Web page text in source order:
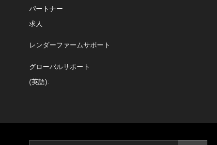
パートナー
求人
レンダーファームサポート
グローバルサポート
(英語):